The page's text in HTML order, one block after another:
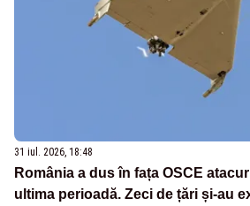
31 iul. 2026, 18:48
România a dus în fața OSCE
ultima perioadă. Zeci de țări și-au